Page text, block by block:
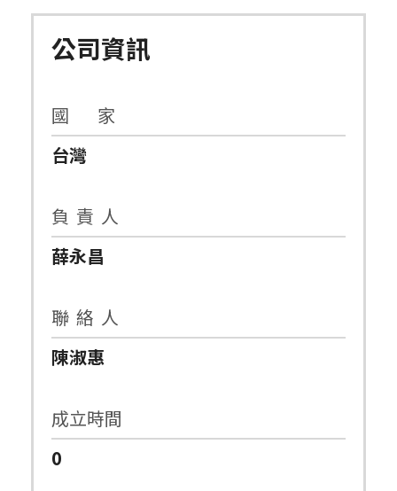
公司資訊
國 家
台灣
負 責 人
薛永昌
聯 絡 人
陳淑惠
成立時間
0